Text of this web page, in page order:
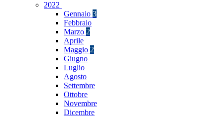
2022
Gennaio 3
Febbraio
Marzo 2
Aprile
Maggio 2
Giugno
Luglio
Agosto
Settembre
Ottobre
Novembre
Dicembre